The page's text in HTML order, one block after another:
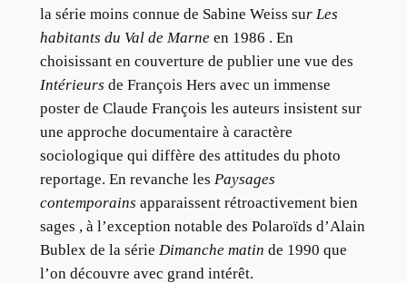
la série moins connue de Sabine Weiss sur Les
habitants du Val de Marneen 1986 . En
choisissant en couverture de publier une vue des
Intérieurs de François Hers avec un immense
poster de Claude François les auteurs insistent sur
une approche documentaire à caractère
sociologique qui diffère des attitudes du photo
reportage. En revanche les Paysages
contemporains apparaissent rétroactivement bien
sages , à l’exception notable des Polaroïds d’Alain
Bublex de la série Dimanche matin de 1990 que
l’on découvre avec grand intérêt.